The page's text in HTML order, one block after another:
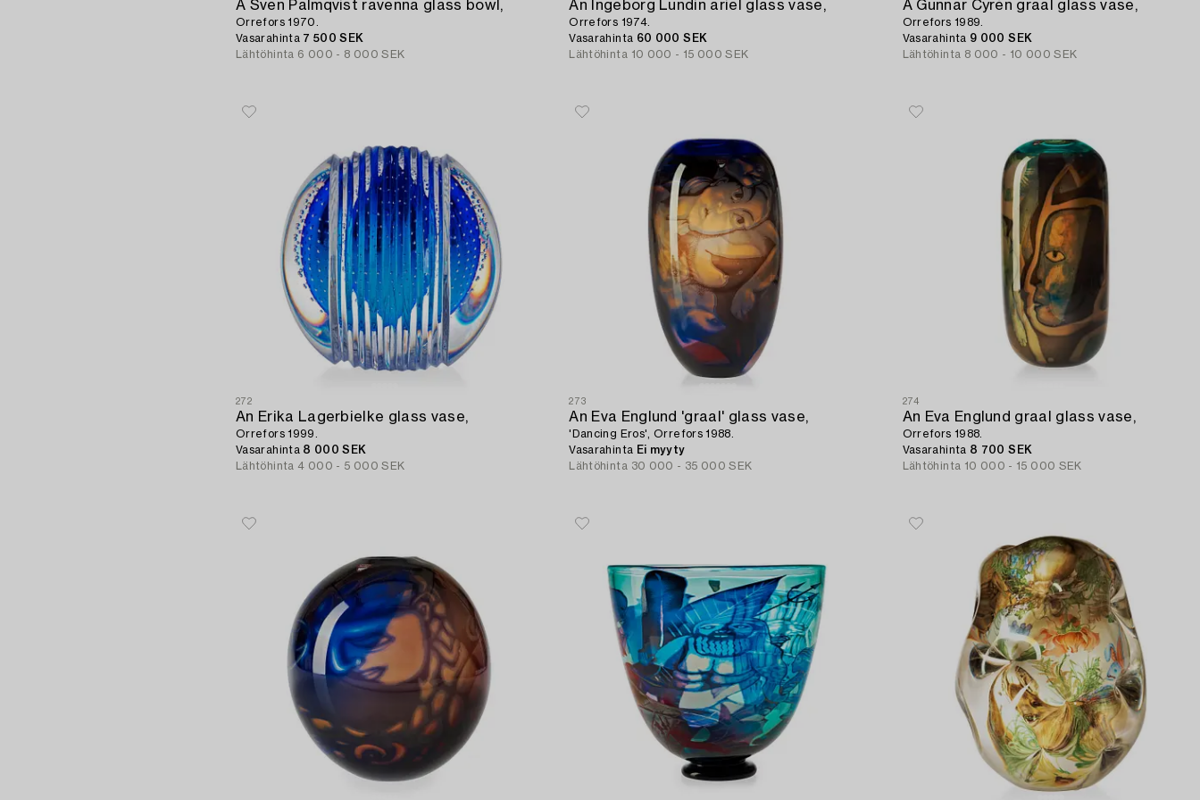
A Sven Palmqvist ravenna glass bowl,
Orrefors 1970.
Vasarahinta 7 500 SEK
Lähtöhinta 6 000 - 8 000 SEK
An Ingeborg Lundin ariel glass vase,
Orrefors 1974.
Vasarahinta 60 000 SEK
Lähtöhinta 10 000 - 15 000 SEK
A Gunnar Cyrén graal glass vase,
Orrefors 1989.
Vasarahinta 9 000 SEK
Lähtöhinta 8 000 - 10 000 SEK
272
An Erika Lagerbielke glass vase,
Orrefors 1999.
Vasarahinta 8 000 SEK
Lähtöhinta 4 000 - 5 000 SEK
273
An Eva Englund 'graal' glass vase,
'Dancing Eros', Orrefors 1988.
Vasarahinta Ei myyty
Lähtöhinta 30 000 - 35 000 SEK
274
An Eva Englund graal glass vase,
Orrefors 1988.
Vasarahinta 8 700 SEK
Lähtöhinta 10 000 - 15 000 SEK